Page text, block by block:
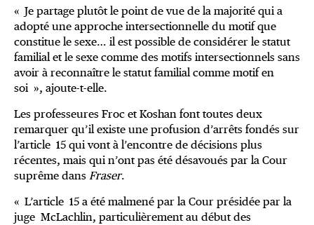
« Je partage plutôt le point de vue de la majorité qui a
adopté une approche intersectionnelle du motif que
constitue le sexe… il est possible de considérer le statut
familial et le sexe comme des motifs intersectionnels sans
avoir à reconnaître le statut familial comme motif en
soi », ajoute-t-elle.
Les professeures Froc et Koshan font toutes deux
remarquer qu’il existe une profusion d’arrêts fondés sur
l’article 15 qui vont à l’encontre de décisions plus
récentes, mais qui n’ont pas été désavoués par la Cour
suprême dans Fraser.
« L’article 15 a été malmené par la Cour présidée par la
juge McLachlin, particulièrement au début des